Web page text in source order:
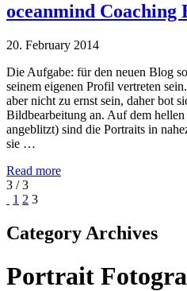
oceanmind Coaching
20. February 2014
Die Aufgabe: für den neuen Blog
seinem eigenen Profil vertreten
aber nicht zu ernst sein, daher bot
Bildbearbeitung an. Auf dem
angeblitzt) sind die Portraits in
sie …
Read more
3 / 3
1 2 3
Category Archives
Portrait